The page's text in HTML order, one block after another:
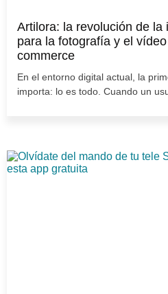
Artilora: la revolución de la
para la fotografía y el
commerce
En el entorno digital actual, la
importa: lo es todo. Cuando un